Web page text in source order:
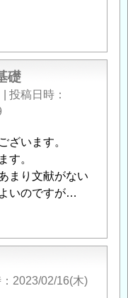
礎
投稿日時
ざいます。
す。
まり文献がない
いのですが…
2023/02/16(木)